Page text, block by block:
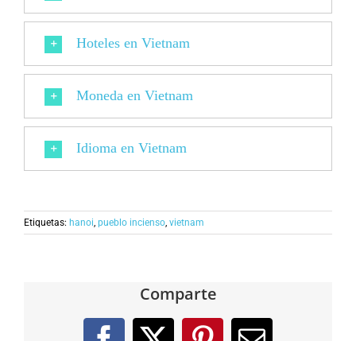
Hoteles en Vietnam
Moneda en Vietnam
Idioma en Vietnam
Etiquetas: hanoi pueblo incienso vietnam
Comparte